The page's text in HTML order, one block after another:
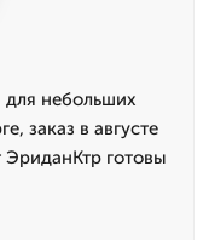
для небольших
заказ в августе
готовы